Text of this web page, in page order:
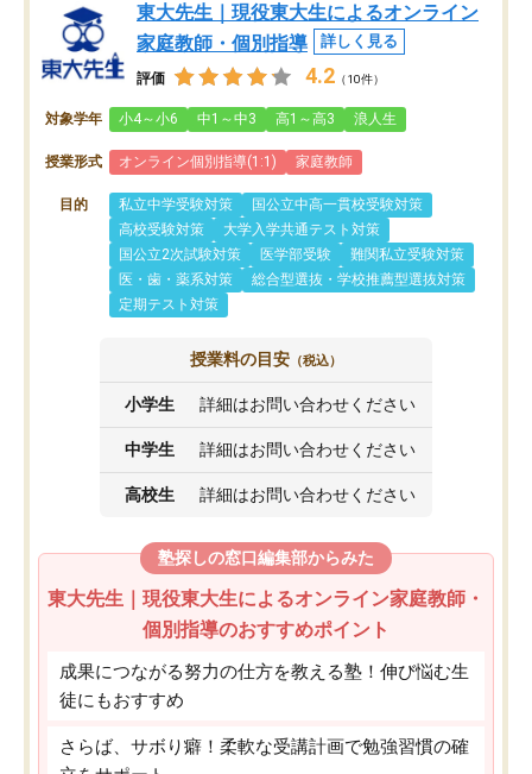
東大先生｜現役東大生によるオンライン
家庭教師・個別指導
詳しく見る
評価 4.2 （10件）
対象学年 小4～小6 中1～中3 高1～高3 浪人生
授業形式 オンライン個別指導(1:1) 家庭教師
目的 私立中学受験対策
国公立中高一貫校受験対策
高校受験対策
大学入学共通テスト対策
国公立2次試験対策
医学部受験
難関私立受験対策
医・歯・薬系対策
総合型選抜・学校推薦型選抜対策
定期テスト対策
授業料の目安 （税込）
小学生 詳細はお問い合わせください
中学生 詳細はお問い合わせください
高校生 詳細はお問い合わせください
塾探しの窓口編集部からみた
東大先生｜現役東大生によるオンライン家庭教師・
個別指導のおすすめポイント
成果につながる努力の仕方を教える塾！伸び悩む生
徒にもおすすめ
さらば、サボり癖！柔軟な受講計画で勉強習慣の確